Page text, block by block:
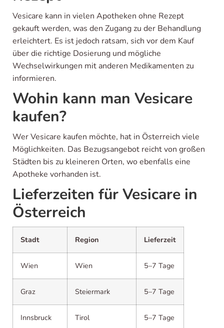
Vesicare kann in vielen Apotheken ohne Rezept
gekauft werden, was den Zugang zu der Behandlung
erleichtert. Es ist jedoch ratsam, sich vor dem Kauf
über die richtige Dosierung und mögliche
Wechselwirkungen mit anderen Medikamenten zu
informieren.
Wohin kann man Vesicare
kaufen?
Wer Vesicare kaufen möchte, hat in Österreich viele
Möglichkeiten. Das Bezugsangebot reicht von großen
Städten bis zu kleineren Orten, wo ebenfalls eine
Apotheke vorhanden ist.
Lieferzeiten für Vesicare in
Österreich
Stadt Region Lieferzeit
Wien Wien 5–7 Tage
Graz Steiermark 5–7 Tage
Innsbruck Tirol 5–7 Tage